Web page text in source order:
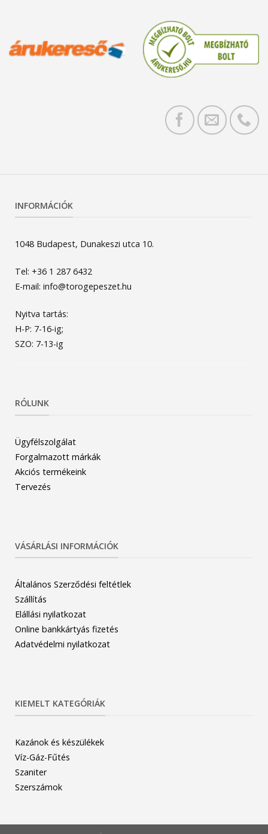
INFORMÁCIÓK
1048 Budapest, Dunakeszi utca 10.
Tel: +36 1 287 6432
E-mail: info@torogepeszet.hu
Nyitva tartás:
H-P: 7-16-ig;
SZO: 7-13-ig
RÓLUNK
Ügyfélszolgálat
Forgalmazott márkák
Akciós termékeink
Tervezés
VÁSÁRLÁSI INFORMÁCIÓK
Általános Szerződési feltétlek
Szállítás
Elállási nyilatkozat
Online bankkártyás fizetés
Adatvédelmi nyilatkozat
KIEMELT KATEGÓRIÁK
Kazánok és készülékek
Víz-Gáz-Fűtés
Szaniter
Szerszámok